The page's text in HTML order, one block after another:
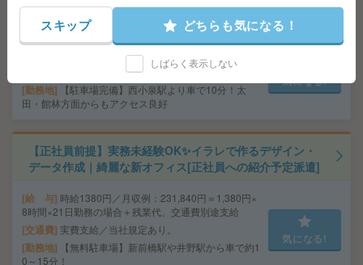
の事務ෆ ̖́-[派遣]
給 与 時給1250円／月収例：87,500円＝1,250円×3
時間30分×20日勤務の場合＋交通費別途支給
実費支給／当社規定あり。
勤務地
【駐車場完備】西小泉駅より車で10分！太
田・館林方面からもアクセス良好
気になる!
【正社員前提】実務未経験OK✨イラレで作るデザイン・
データ作成｜綺麗な新オフィス[正社員への紹介予定派遣]
給 与 時給1380円／月収例：231,840円＝1,380円×
8時間×21日勤務の場合＋残業代、交通費別途支給
交通費 実費支給／当社規定あり。
勤務地
【無料駐車場】新前橋駅や井野駅から車で約1
0～15分！
気になる!
スキップ どちらも気になる！
しばらく表示しない